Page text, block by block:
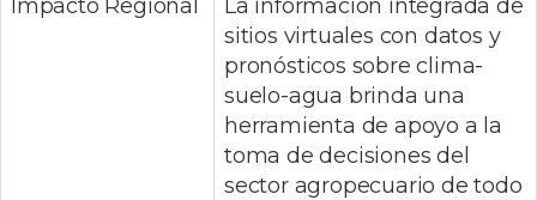
Impacto Regional
La información integrada de
sitios virtuales con datos y
pronósticos sobre clima-
suelo-agua brinda una
herramienta de apoyo a la
toma de decisiones del
sector agropecuario de todo